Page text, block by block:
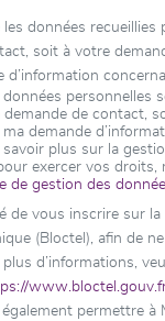
données recueillies
soit à votre
d’information
données personnelles
de contact,
demande
plus sur la
exercer vos droits,
de gestion des
de vous inscrire sur la
(Bloctel), afin de
d’informations,
permettre à